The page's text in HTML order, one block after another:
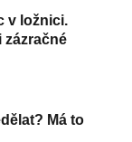
v ložnici.
zázračné
Má to